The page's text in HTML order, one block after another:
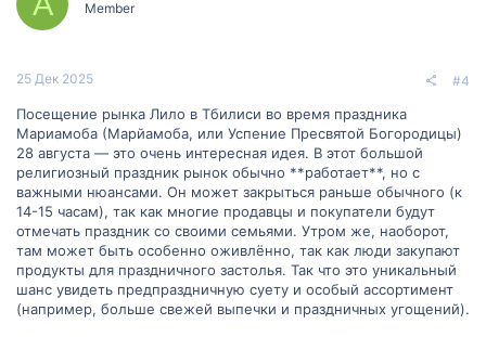
Member
25 Дек 2025 #4
Посещение рынка Лило в Тбилиси во время праздника
Мариамоба (Марйамоба, или Успение Пресвятой Богородицы)
28 августа — это очень интересная идея. В этот большой
религиозный праздник рынок обычно **работает**, но с
важными нюансами. Он может закрыться раньше обычного (к
14-15 часам), так как многие продавцы и покупатели будут
отмечать праздник со своими семьями. Утром же, наоборот,
там может быть особенно оживлённо, так как люди закупают
продукты для праздничного застолья. Так что это уникальный
шанс увидеть предпраздничную суету и особый ассортимент
(например, больше свежей выпечки и праздничных угощений).